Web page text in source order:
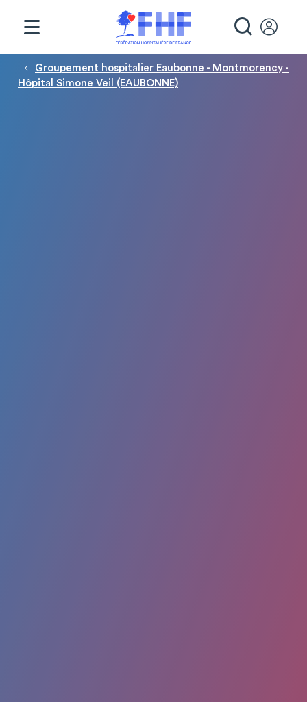
Fil d'Ariane
Groupement hospitalier Eaubonne - Montmorency -
Hôpital Simone Veil (EAUBONNE)
Panneau de gestion des cookies